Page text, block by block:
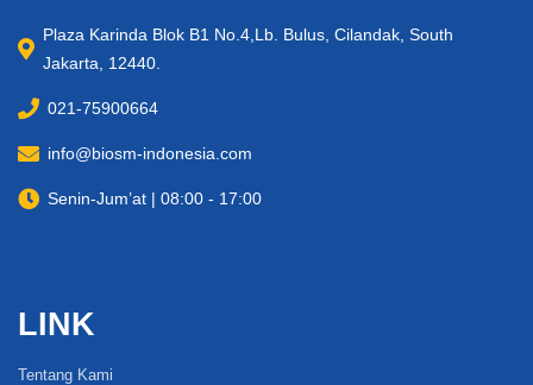
Plaza Karinda Blok B1 No.4,Lb. Bulus, Cilandak, South
Jakarta, 12440.
021-75900664
info@biosm-indonesia.com
Senin-Jum’at | 08:00 - 17:00
LINK
Tentang Kami